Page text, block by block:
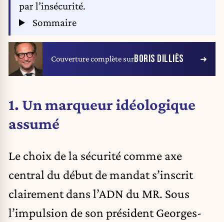
par l’insécurité.
Sommaire
Couverture complète surBORIS DILLIÈS
1. Un marqueur idéologique
assumé
Le choix de la sécurité comme axe
central du début de mandat s’inscrit
clairement dans l’ADN du MR. Sous
l’impulsion de son président Georges-